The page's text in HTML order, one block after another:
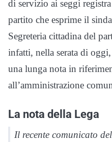
di servizio ai seggi
partito che esprime il
Segreteria cittadina del
infatti, nella serata di
una lunga nota in
all’amministrazione
La nota della Lega
Il recente comunicato